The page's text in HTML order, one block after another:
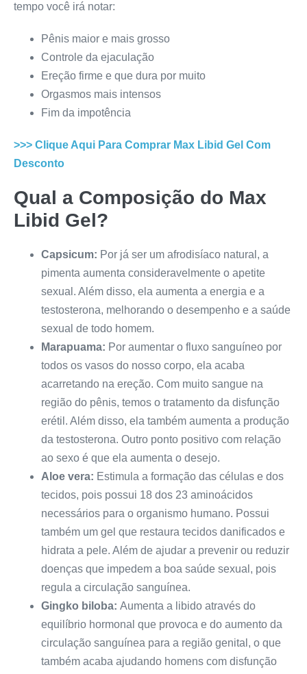
tempo você irá notar:
Pênis maior e mais grosso
Controle da ejaculação
Ereção firme e que dura por muito
Orgasmos mais intensos
Fim da impotência
>>> Clique Aqui Para Comprar Max Libid Gel Com
Desconto
Qual a Composição do Max
Libid Gel?
Capsicum: Por já ser um afrodisíaco natural, a
pimenta aumenta consideravelmente o apetite
sexual. Além disso, ela aumenta a energia e a
testosterona, melhorando o desempenho e a saúde
sexual de todo homem.
Marapuama: Por aumentar o fluxo sanguíneo por
todos os vasos do nosso corpo, ela acaba
acarretando na ereção. Com muito sangue na
região do pênis, temos o tratamento da disfunção
erétil. Além disso, ela também aumenta a produção
da testosterona. Outro ponto positivo com relação
ao sexo é que ela aumenta o desejo.
Aloe vera: Estimula a formação das células e dos
tecidos, pois possui 18 dos 23 aminoácidos
necessários para o organismo humano. Possui
também um gel que restaura tecidos danificados e
hidrata a pele. Além de ajudar a prevenir ou reduzir
doenças que impedem a boa saúde sexual, pois
regula a circulação sanguínea.
Gingko biloba: Aumenta a libido através do
equilíbrio hormonal que provoca e do aumento da
circulação sanguínea para a região genital, o que
também acaba ajudando homens com disfunção